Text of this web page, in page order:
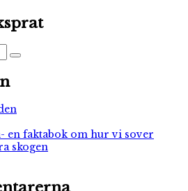
Sök
en faktabok om hur vi sover
skogen